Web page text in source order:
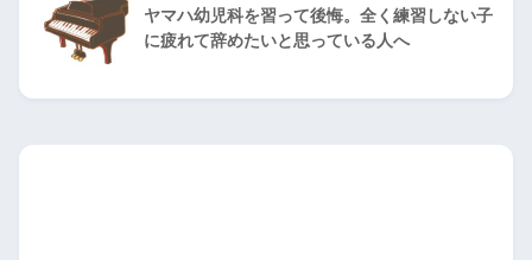
ヤマハ幼児科を習って後悔。全く練習しない子
に疲れて辞めたいと思っている人へ